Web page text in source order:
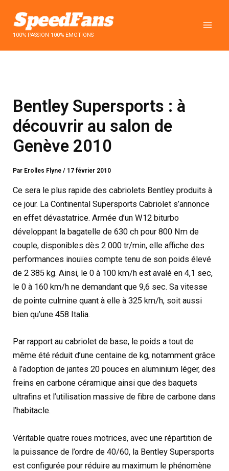
contenu100% PASSION 100% EMOTIONS
Bentley Supersports : à
découvrir au salon de
Genève 2010
Par Erolles Flyne/ 17 février 2010
Ce sera le plus rapide des cabriolets Bentley produits à
ce jour. La Continental Supersports Cabriolet s’annonce
en effet dévastatrice. Armée d’un W12 biturbo
développant la bagatelle de 630 ch pour 800 Nm de
couple, disponibles dès 2 000 tr/min, elle affiche des
performances inouïes compte tenu de son poids élevé
de 2 385 kg. Ainsi, le 0 à 100 km/h est avalé en 4,1 sec,
le 0 à 160 km/h ne demandant que 9,6 sec. Sa vitesse
de pointe culmine quant à elle à 325 km/h, soit aussi
bien qu’une 458 Italia.
Par rapport au cabriolet de base, le poids a tout de
même été réduit d’une centaine de kg, notamment grâce
à l’adoption de jantes 20 pouces en aluminium léger, des
freins en carbone céramique ainsi que des baquets
ultrafins et l’utilisation massive de fibre de carbone dans
l’habitacle.
Véritable quatre roues motrices, avec une répartition de
la puissance de l’ordre de 40/60, la Bentley Supersports
est configurée pour réduire au maximum le phénomène